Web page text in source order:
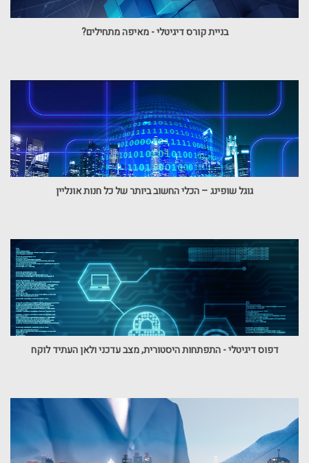
בניית קורס דיגיטלי - מאיפה מתחילים?
גוגל שופינג – הכלי החשוב ביותר של כל חנות אונליין
דפוס דיגיטלי - התפתחות היסטורית, מצב עדכני ולאן העתיד לוקח